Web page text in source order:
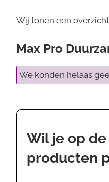
Wij tonen een
Max Pro
We konden helaas
Wil je op
producten